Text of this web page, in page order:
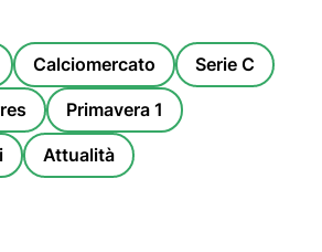
Calciomercato Serie C
Primavera 1
Attualità